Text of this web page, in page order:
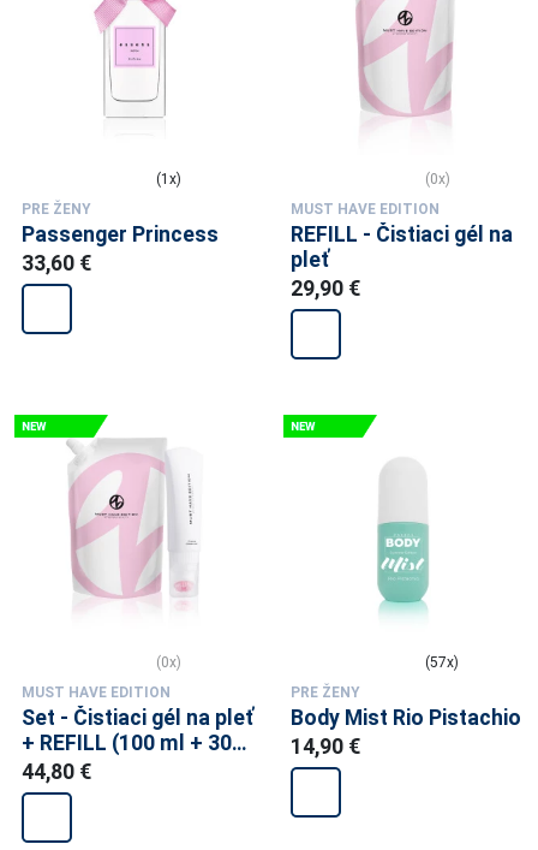
(1x)
PRE ŽENY
Passenger Princess
33,60 €
(0x)
MUST HAVE EDITION
REFILL - Čistiaci gél na
pleť
29,90 €
(0x)
MUST HAVE EDITION
Set - Čistiaci gél na pleť
+ REFILL (100 ml + 300
ml)
44,80 €
(57x)
PRE ŽENY
Body Mist Rio Pistachio
14,90 €